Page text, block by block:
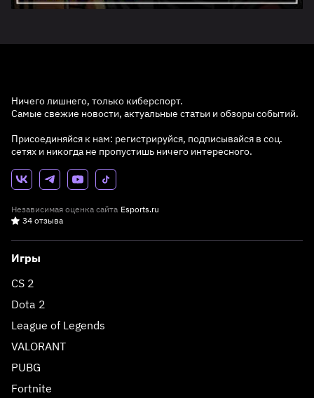
Ничего лишнего, только киберспорт.
Самые свежие новости, актуальные статьи и обзоры событий.
Присоединяйся к нам: регистрируйся, подписывайся в соц.
сетях и никогда не пропустишь ничего интересного.
Независимая оценка сайта Esports.ru
34 отзыва
Игры
CS 2
Dota 2
League of Legends
VALORANT
PUBG
Fortnite